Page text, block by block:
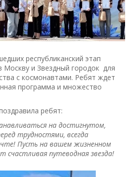
республиканский этап
Москву и Звездный городок для
с космонавтами. Ребят ждет
программа и множество
ребят:
на достигнутом,
трудностями, всегда
Пусть на вашем жизненном
счастливая путеводная звезда!